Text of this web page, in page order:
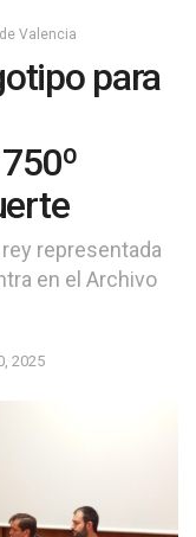
Valencia
para
representada
en el Archivo
2025